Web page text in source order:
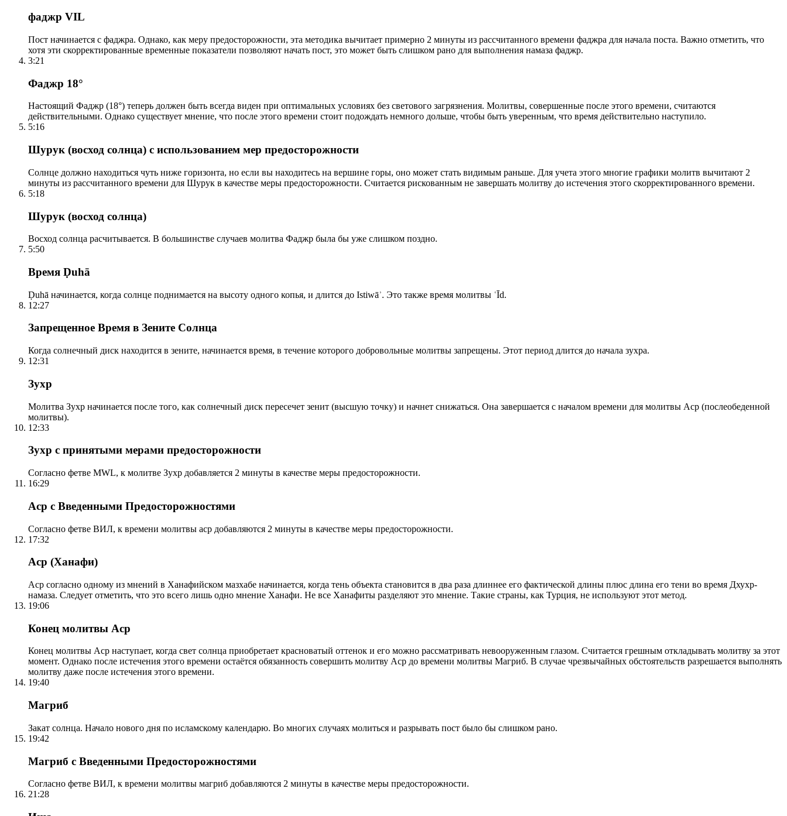
фаджр VIL
Пост начинается с фаджра. Однако, как меру предосторожности, эта методика вычитает примерно 2 минуты из рассчитанного времени фаджра для начала поста. Важно отметить, что
хотя эти скорректированные временные показатели позволяют начать пост, это может быть слишком рано для выполнения намаза фаджр.
3:21
Фаджр 18°
Настоящий Фаджр (18°) теперь должен быть всегда виден при оптимальных условиях без светового загрязнения. Молитвы, совершенные после этого времени, считаются
действительными. Однако существует мнение, что после этого времени стоит подождать немного дольше, чтобы быть уверенным, что время действительно наступило.
5:16
Шурук (восход солнца) с использованием мер предосторожности
Солнце должно находиться чуть ниже горизонта, но если вы находитесь на вершине горы, оно может стать видимым раньше. Для учета этого многие графики молитв вычитают 2
минуты из рассчитанного времени для Шурук в качестве меры предосторожности. Считается рискованным не завершать молитву до истечения этого скорректированного времени.
5:18
Шурук (восход солнца)
Восход солнца расчитывается. В большинстве случаев молитва Фаджр была бы уже слишком поздно.
5:50
Время Ḍuhā
Ḍuhā начинается, когда солнце поднимается на высоту одного копья, и длится до Istiwāʾ. Это также время молитвы ʿĪd.
12:27
Запрещенное Время в Зените Солнца
Когда солнечный диск находится в зените, начинается время, в течение которого добровольные молитвы запрещены. Этот период длится до начала зухра.
12:31
Зухр
Молитва Зухр начинается после того, как солнечный диск пересечет зенит (высшую точку) и начнет снижаться. Она завершается с началом времени для молитвы Аср (послеобеденной
молитвы).
12:33
Зухр с принятыми мерами предосторожности
Согласно фетве MWL, к молитве Зухр добавляется 2 минуты в качестве меры предосторожности.
16:29
Аср с Введенными Предосторожностями
Согласно фетве ВИЛ, к времени молитвы аср добавляются 2 минуты в качестве меры предосторожности.
17:32
Аср (Ханафи)
Аср согласно одному из мнений в Ханафийском мазхабе начинается, когда тень объекта становится в два раза длиннее его фактической длины плюс длина его тени во время Дхухр-
намаза. Следует отметить, что это всего лишь одно мнение Ханафи. Не все Ханафиты разделяют это мнение. Такие страны, как Турция, не используют этот метод.
19:06
Конец молитвы Аср
Конец молитвы Аср наступает, когда свет солнца приобретает красноватый оттенок и его можно рассматривать невооруженным глазом. Считается грешным откладывать молитву за этот
момент. Однако после истечения этого времени остаётся обязанность совершить молитву Аср до времени молитвы Магриб. В случае чрезвычайных обстоятельств разрешается выполнять
молитву даже после истечения этого времени.
19:40
Магриб
Закат солнца. Начало нового дня по исламскому календарю. Во многих случаях молиться и разрывать пост было бы слишком рано.
19:42
Магриб с Введенными Предосторожностями
Согласно фетве ВИЛ, к времени молитвы магриб добавляются 2 минуты в качестве меры предосторожности.
21:28